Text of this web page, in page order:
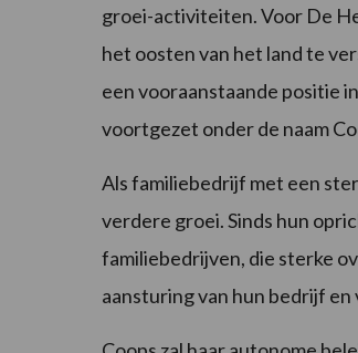
groei-activiteiten. Voor De
het oosten van het land te
een vooraanstaande positie
voortgezet onder de naam
Als familiebedrijf met een
verdere groei. Sinds hun
familiebedrijven, die sterke
aansturing van hun bedrijf